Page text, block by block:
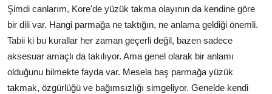
Şimdi canlarım, Kore'de yüzük takma olayının da kendine göre
bir dili var. Hangi parmağa ne taktığın, ne anlama geldiği önemli.
Tabii ki bu kurallar her zaman geçerli değil, bazen sadece
aksesuar amaçlı da takılıyor. Ama genel olarak bir anlamı
olduğunu bilmekte fayda var. Mesela baş parmağa yüzük
takmak, özgürlüğü ve bağımsızlığı simgeliyor. Genelde kendi